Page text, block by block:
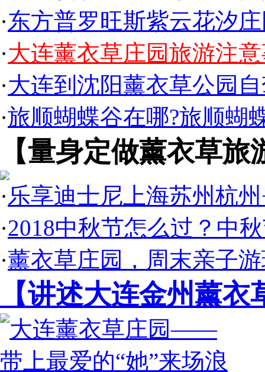
·东方普罗旺斯紫云花汐
·大连薰衣草庄园旅游注
·大连到沈阳薰衣草公园
·旅顺蝴蝶谷在哪?旅顺蝴
【量身定做薰衣草
·乐享迪士尼上海苏州杭
·2018中秋节怎么过？中
·薰衣草庄园，周末亲子
【讲述大连金州薰